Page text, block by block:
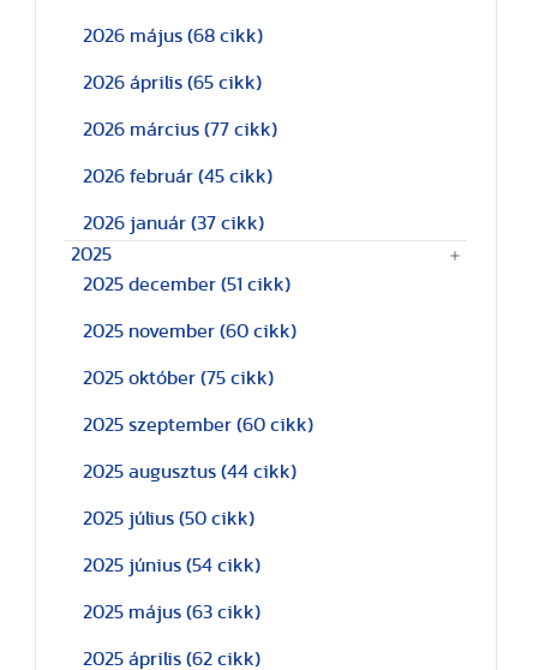
2026 május (68 cikk)
2026 április (65 cikk)
2026 március (77 cikk)
2026 február (45 cikk)
2026 január (37 cikk)
2025
2025 december (51 cikk)
2025 november (60 cikk)
2025 október (75 cikk)
2025 szeptember (60 cikk)
2025 augusztus (44 cikk)
2025 július (50 cikk)
2025 június (54 cikk)
2025 május (63 cikk)
2025 április (62 cikk)